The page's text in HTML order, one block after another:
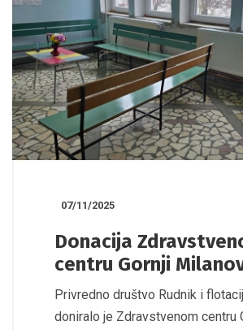
07/11/2025
Donacija
centru Gornji
Privredno društvo Rudnik i
doniralo je Zdravstvenom centru